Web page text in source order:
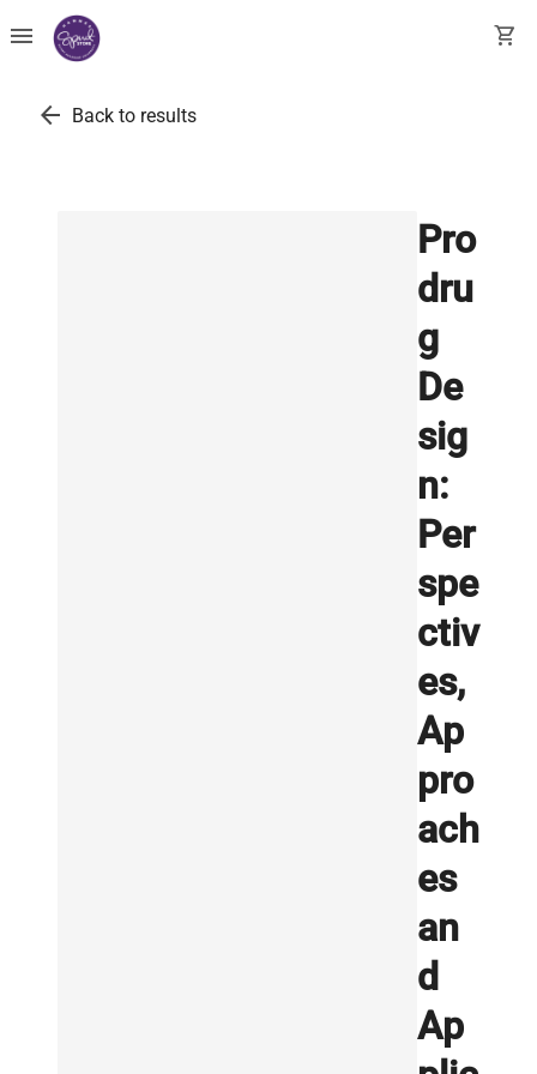
menu shopping_cart
arrow_back Back to results
Pro
dru
g
De
sig
n:
Per
spe
ctiv
es,
Ap
pro
ach
es
an
d
Ap